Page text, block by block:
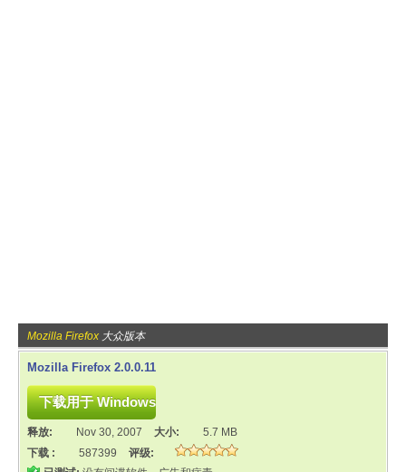
Mozilla Firefox 大众版本
Mozilla Firefox 2.0.0.11
释放: Nov 30, 2007 大小:
5.7 MB
下载 :
587399
评级: